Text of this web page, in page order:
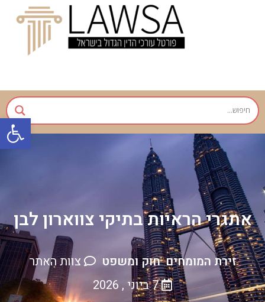
אתגרי הראיות בתיקי צווארון לבן
זירת המומחים, חוק ומשפט
צוות האתר
7 ביוני , 2026